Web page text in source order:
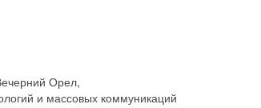
Орел,
и массовых коммуникаций